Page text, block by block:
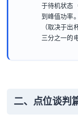
于待机状态
到峰值功率
（取决于出
三分之一的
二、点位谈判